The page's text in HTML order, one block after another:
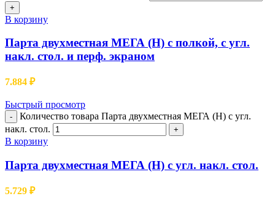
+
В корзину
Парта двухместная МЕГА (Н) с полкой, с угл.
накл. стол. и перф. экраном
7.884 ₽
Быстрый просмотр
-
Количество товара Парта двухместная МЕГА (Н) с угл.
накл. стол.
+
В корзину
Парта двухместная МЕГА (Н) с угл. накл. стол.
5.729 ₽